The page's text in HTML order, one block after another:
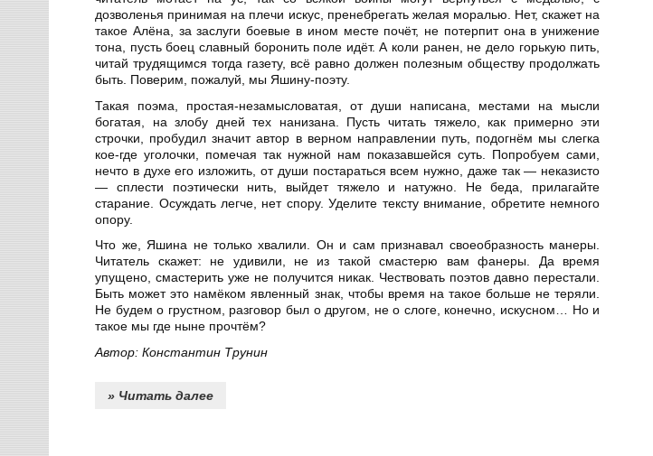
дозволенья принимая на плечи искус, пренебрегать желая моралью. Нет, скажет на
такое Алёна, за заслуги боевые в ином месте почёт, не потерпит она в унижение
тона, пусть боец славный боронить поле идёт. А коли ранен, не дело горькую пить,
читай трудящимся тогда газету, всё равно должен полезным обществу продолжать
быть. Поверим, пожалуй, мы Яшину-поэту.
Такая поэма, простая-незамысловатая, от души написана, местами на мысли
богатая, на злобу дней тех нанизана. Пусть читать тяжело, как примерно эти
строчки, пробудил значит автор в верном направлении путь, подогнём мы слегка
кое-где уголочки, помечая так нужной нам показавшейся суть. Попробуем сами,
нечто в духе его изложить, от души постараться всем нужно, даже так — неказисто
— сплести поэтически нить, выйдет тяжело и натужно. Не беда, прилагайте
старание. Осуждать легче, нет спору. Уделите тексту внимание, обретите немного
опору.
Что же, Яшина не только хвалили. Он и сам признавал своеобразность манеры.
Читатель скажет: не удивили, не из такой смастерю вам фанеры. Да время
упущено, смастерить уже не получится никак. Чествовать поэтов давно перестали.
Быть может это намёком явленный знак, чтобы время на такое больше не теряли.
Не будем о грустном, разговор был о другом, не о слоге, конечно, искусном… Но и
такое мы где ныне прочтём?
Автор: Константин Трунин
» Читать далее